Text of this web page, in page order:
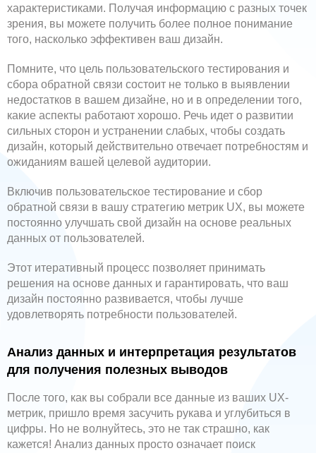
характеристиками. Получая информацию с разных точек
зрения, вы можете получить более полное понимание
того, насколько эффективен ваш дизайн.
Помните, что цель пользовательского тестирования и
сбора обратной связи состоит не только в выявлении
недостатков в вашем дизайне, но и в определении того,
какие аспекты работают хорошо. Речь идет о развитии
сильных сторон и устранении слабых, чтобы создать
дизайн, который действительно отвечает потребностям и
ожиданиям вашей целевой аудитории.
Включив пользовательское тестирование и сбор
обратной связи в вашу стратегию метрик UX, вы можете
постоянно улучшать свой дизайн на основе реальных
данных от пользователей.
Этот итеративный процесс позволяет принимать
решения на основе данных и гарантировать, что ваш
дизайн постоянно развивается, чтобы лучше
удовлетворять потребности пользователей.
Анализ данных и интерпретация результатов
для получения полезных выводов
После того, как вы собрали все данные из ваших UX-
метрик, пришло время засучить рукава и углубиться в
цифры. Но не волнуйтесь, это не так страшно, как
кажется! Анализ данных просто означает поиск